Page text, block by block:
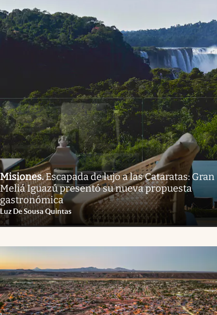
Misiones.Escapada de lujo a las Cataratas: Gran
Meliá Iguazú presentó su nueva propuesta
gastronómica
Luz De Sousa Quintas